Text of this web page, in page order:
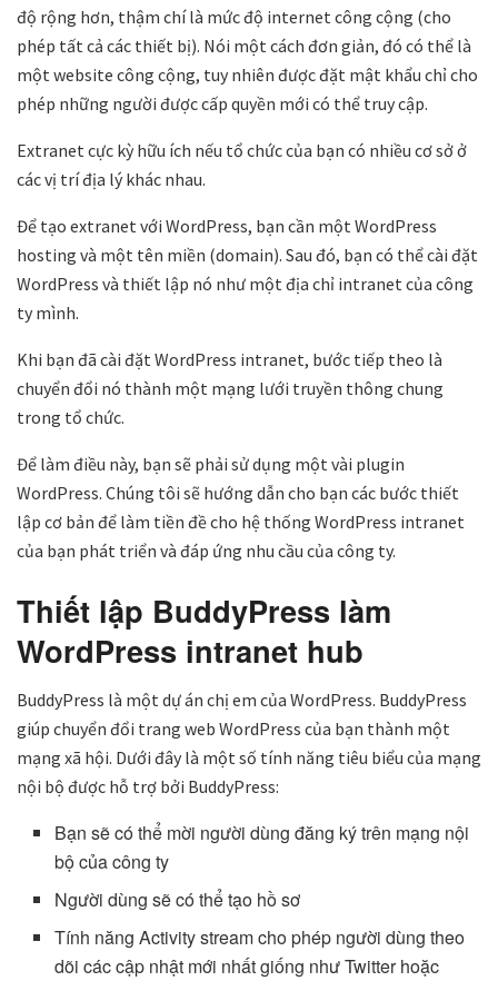
độ rộng hơn, thậm chí là mức độ internet công cộng (cho
phép tất cả các thiết bị). Nói một cách đơn giản, đó có thể là
một website công cộng, tuy nhiên được đặt mật khẩu chỉ cho
phép những người được cấp quyền mới có thể truy cập.
Extranet cực kỳ hữu ích nếu tổ chức của bạn có nhiều cơ sở ở
các vị trí địa lý khác nhau.
Để tạo extranet với WordPress, bạn cần một WordPress
hosting và một tên miền (domain). Sau đó, bạn có thể cài đặt
WordPress và thiết lập nó như một địa chỉ intranet của công
ty mình.
Khi bạn đã cài đặt WordPress intranet, bước tiếp theo là
chuyển đổi nó thành một mạng lưới truyền thông chung
trong tổ chức.
Để làm điều này, bạn sẽ phải sử dụng một vài plugin
WordPress. Chúng tôi sẽ hướng dẫn cho bạn các bước thiết
lập cơ bản để làm tiền đề cho hệ thống WordPress intranet
của bạn phát triển và đáp ứng nhu cầu của công ty.
Thiết lập BuddyPress làm
WordPress intranet hub
BuddyPress là một dự án chị em của WordPress. BuddyPress
giúp chuyển đổi trang web WordPress của bạn thành một
mạng xã hội. Dưới đây là một số tính năng tiêu biểu của mạng
nội bộ được hỗ trợ bởi BuddyPress:
Bạn sẽ có thể mời người dùng đăng ký trên mạng nội
bộ của công ty
Người dùng sẽ có thể tạo hồ sơ
Tính năng Activity stream cho phép người dùng theo
dõi các cập nhật mới nhất giống như Twitter hoặc